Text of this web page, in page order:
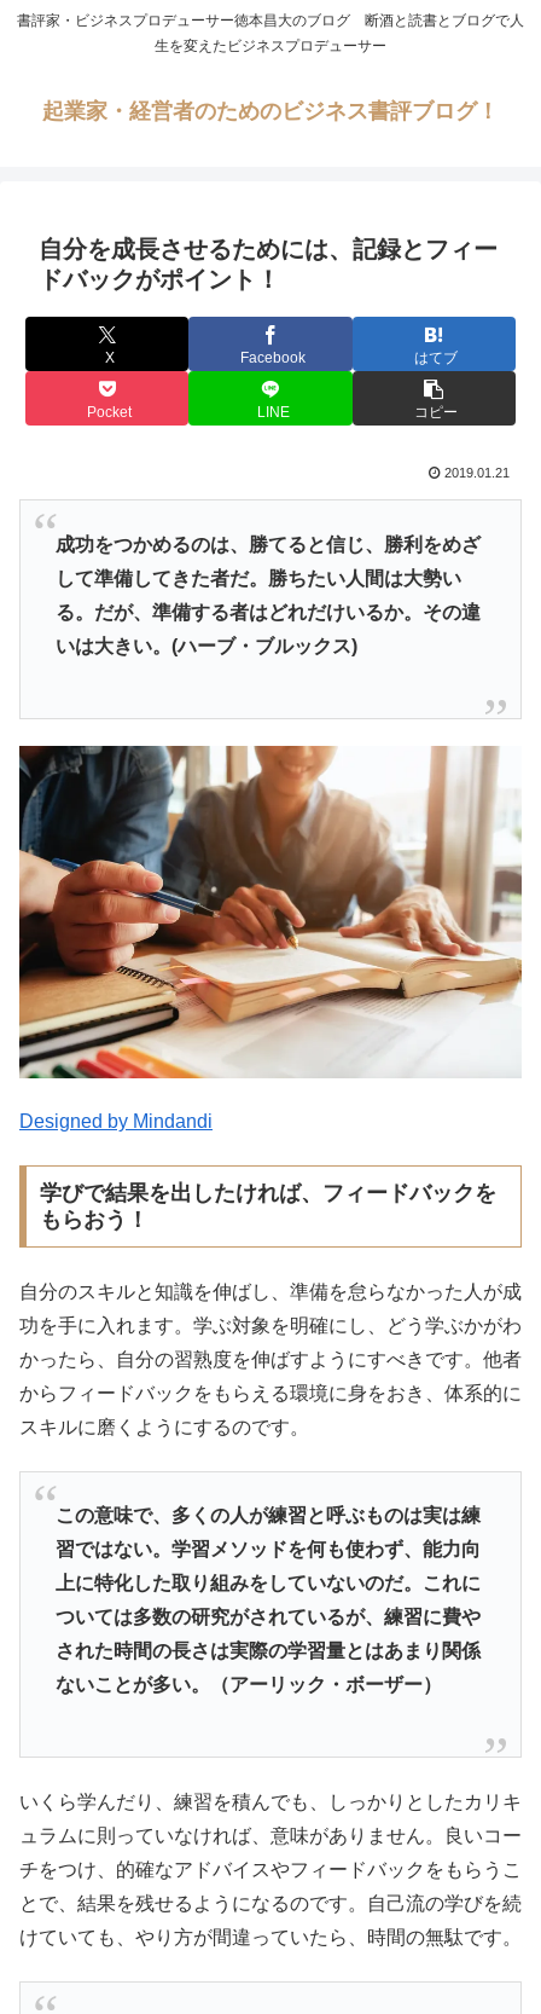
書評家・ビジネスプロデューサー徳本昌大のブログ 断酒と読書とブログで人
生を変えたビジネスプロデューサー
起業家・経営者のためのビジネス書評ブログ！
自分を成長させるためには、記録とフィー
ドバックがポイント！
X Facebook はてブ
Pocket LINE コピー
2019.01.21
成功をつかめるのは、勝てると信じ、勝利をめざ
して準備してきた者だ。勝ちたい人間は大勢い
る。だが、準備する者はどれだけいるか。その違
いは大きい。(ハーブ・ブルックス)
Designed by Mindandi
学びで結果を出したければ、フィードバックを
もらおう！
自分のスキルと知識を伸ばし、準備を怠らなかった人が成
功を手に入れます。学ぶ対象を明確にし、どう学ぶかがわ
かったら、自分の習熟度を伸ばすようにすべきです。他者
からフィードバックをもらえる環境に身をおき、体系的に
スキルに磨くようにするのです。
この意味で、多くの人が練習と呼ぶものは実は練
習ではない。学習メソッドを何も使わず、能力向
上に特化した取り組みをしていないのだ。これに
ついては多数の研究がされているが、練習に費や
された時間の長さは実際の学習量とはあまり関係
ないことが多い。（アーリック・ボーザー）
いくら学んだり、練習を積んでも、しっかりとしたカリキ
ュラムに則っていなければ、意味がありません。良いコー
チをつけ、的確なアドバイスやフィードバックをもらうこ
とで、結果を残せるようになるのです。自己流の学びを続
けていても、やり方が間違っていたら、時間の無駄です。